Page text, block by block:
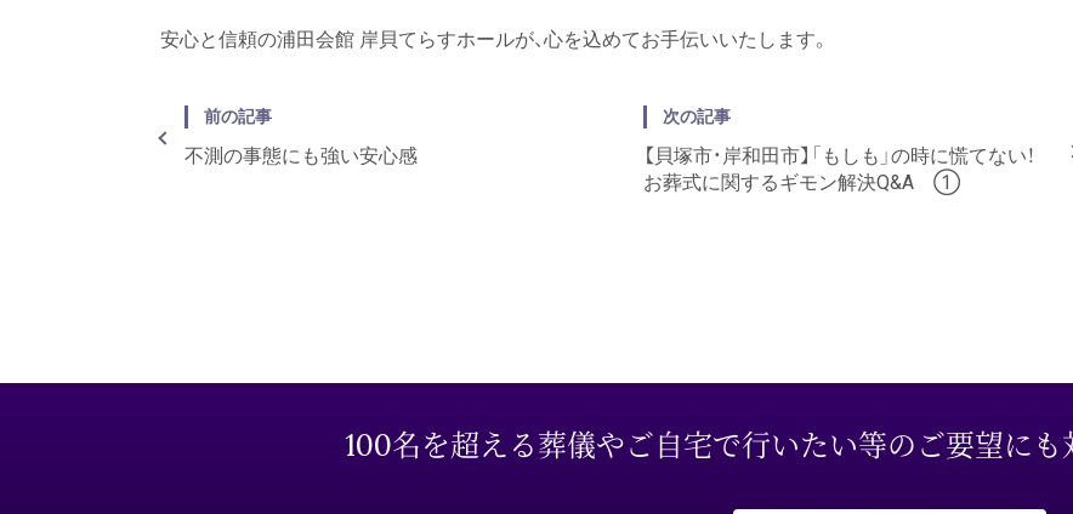
安心と信頼の浦田会館 岸貝てらすホールが、心を込めてお手伝いいたします。
前の記事
不測の事態にも強い安心感
次の記事
【貝塚市・岸和田市】「もしも」の時に慌てない！
お葬式に関するギモン解決Q&A ①
100名を超える葬儀やご自宅で行いたい等のご要望にも